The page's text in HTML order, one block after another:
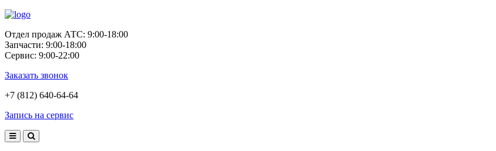
Отдел продаж АТС: 9:00-18:00
Запчасти: 9:00-18:00
Сервис: 9:00-22:00
Заказать звонок
+7 (812) 640-64-64
Запись на сервис